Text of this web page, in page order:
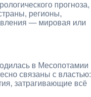
прогноза,
регионы,
— мировая или
в Месопотамии
связаны с властью:
затрагивающие всё